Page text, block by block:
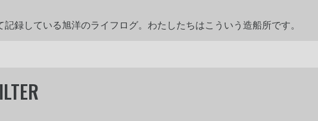
記録している旭洋のライフログ。わたしたちはこういう造船所です。